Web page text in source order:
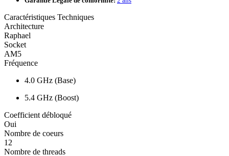
Caractéristiques Techniques
Architecture
Raphael
Socket
AM5
Fréquence
4.0 GHz (Base)
5.4 GHz (Boost)
Coefficient débloqué
Oui
Nombre de coeurs
12
Nombre de threads